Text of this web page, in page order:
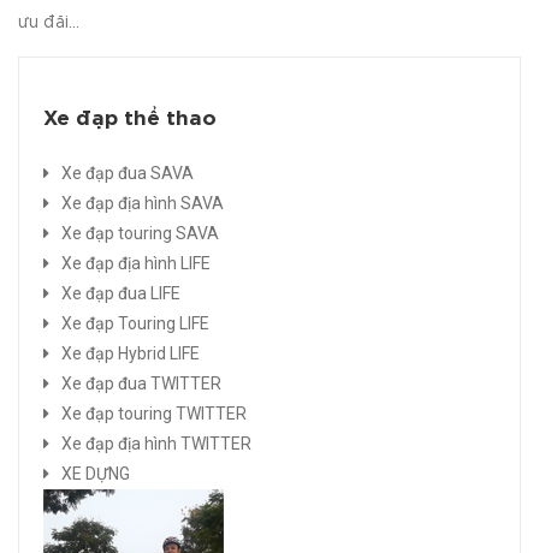
ưu đãi...
Xe đạp thể thao
Xe đạp đua SAVA
Xe đạp địa hình SAVA
Xe đạp touring SAVA
Xe đạp địa hình LIFE
Xe đạp đua LIFE
Xe đạp Touring LIFE
Xe đạp Hybrid LIFE
Xe đạp đua TWITTER
Xe đạp touring TWITTER
Xe đạp địa hình TWITTER
XE DỰNG